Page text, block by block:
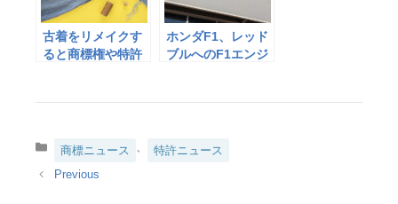
古着をリメイクす
ると商標権や特許
PROJECT」第2回
ホンダF1、レッド
ブルへのF1エンジ
カ
ゴ
商標ニュース 、 特許ニュース